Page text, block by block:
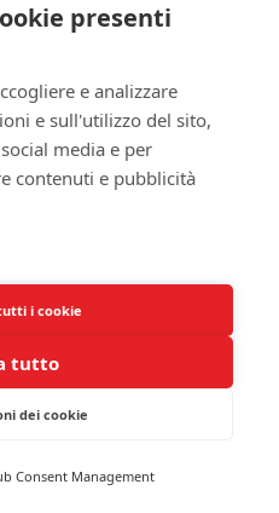
medico o con un
offrirti strategie efficaci
opzioni terapeutiche o
i sintomi
di unirti a un
mamme. Conoscere
situazioni
di isolamento e
per condividere
è in questi
salute mentaleè
presenti
e analizzare
e sull'utilizzo del sito,
media e per
contenuti e pubblicità
i cookie
tutto
dei cookie
Consent Management